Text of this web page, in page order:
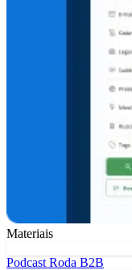
Materiais
Podcast Roda B2B